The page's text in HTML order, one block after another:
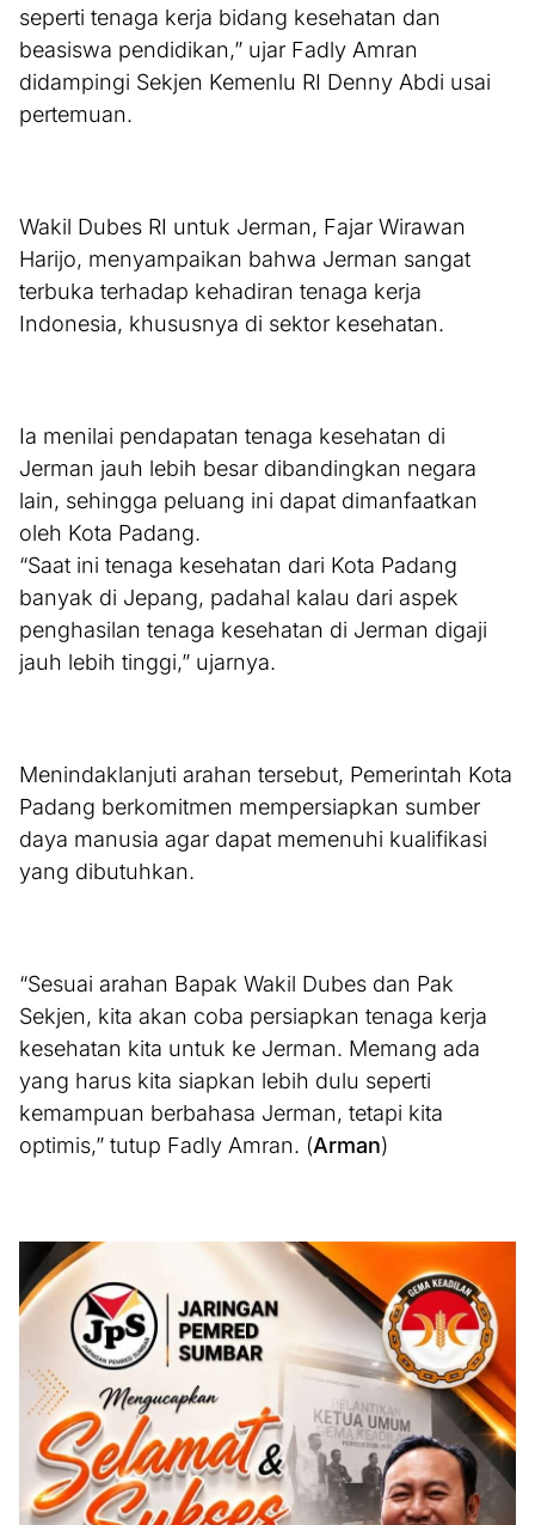
seperti tenaga kerja bidang kesehatan dan
beasiswa pendidikan,” ujar Fadly Amran
didampingi Sekjen Kemenlu RI Denny Abdi usai
pertemuan.
Wakil Dubes RI untuk Jerman, Fajar Wirawan
Harijo, menyampaikan bahwa Jerman sangat
terbuka terhadap kehadiran tenaga kerja
Indonesia, khususnya di sektor kesehatan.
Ia menilai pendapatan tenaga kesehatan di
Jerman jauh lebih besar dibandingkan negara
lain, sehingga peluang ini dapat dimanfaatkan
oleh Kota Padang.
“Saat ini tenaga kesehatan dari Kota Padang
banyak di Jepang, padahal kalau dari aspek
penghasilan tenaga kesehatan di Jerman digaji
jauh lebih tinggi,” ujarnya.
Menindaklanjuti arahan tersebut, Pemerintah Kota
Padang berkomitmen mempersiapkan sumber
daya manusia agar dapat memenuhi kualifikasi
yang dibutuhkan.
“Sesuai arahan Bapak Wakil Dubes dan Pak
Sekjen, kita akan coba persiapkan tenaga kerja
kesehatan kita untuk ke Jerman. Memang ada
yang harus kita siapkan lebih dulu seperti
kemampuan berbahasa Jerman, tetapi kita
optimis,” tutup Fadly Amran. (Arman)